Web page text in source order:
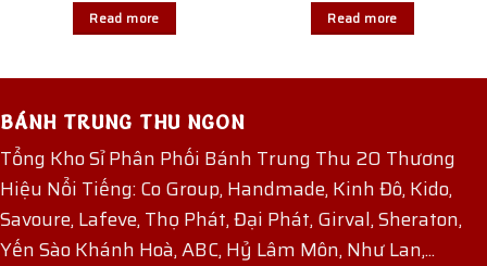
Read more Read more
BÁNH TRUNG THU NGON
Tổng Kho Sỉ Phân Phối Bánh Trung Thu 20 Thương
Hiệu Nổi Tiếng: Co Group, Handmade, Kinh Đô, Kido,
Savoure, Lafeve, Thọ Phát, Đại Phát, Girval, Sheraton,
Yến Sào Khánh Hoà, ABC, Hỷ Lâm Môn, Như Lan,...